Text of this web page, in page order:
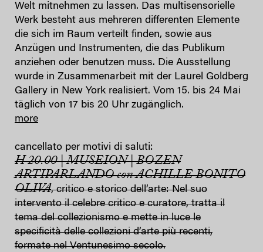
Welt mitnehmen zu lassen. Das multisensorielle
Werk besteht aus mehreren differenten Elemente
die sich im Raum verteilt finden, sowie aus
Anzügen und Instrumenten, die das Publikum
anziehen oder benutzen muss. Die Ausstellung
wurde in Zusammenarbeit mit der Laurel Goldberg
Gallery in New York realisiert. Vom 15. bis 24 Mai
täglich von 17 bis 20 Uhr zugänglich.
more
cancellato per motivi di saluti:
H 20.00 | MUSEION | BOZEN
ARTIPARLANDO con ACHILLE BONITO
OLIVA, critico e storico dell’arte: Nel suo
intervento il celebre critico e curatore, tratta il
tema del collezionismo e mette in luce le
specificità delle collezioni d’arte più recenti,
formate nel Ventunesimo secolo.